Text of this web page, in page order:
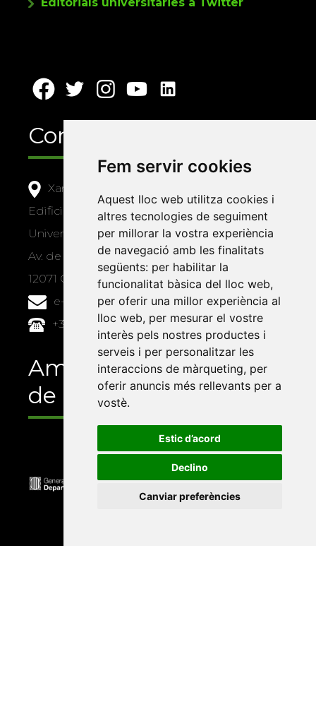
Fem servir cookies
Aquest lloc web utilitza cookies i
altres tecnologies de seguiment
per millorar la vostra experiència
de navegació amb les finalitats
següents: per habilitar la
funcionalitat bàsica del lloc web,
per oferir una millor experiència al
lloc web, per mesurar el vostre
interès pels nostres productes i
serveis i per personalitzar les
interaccions de màrqueting, per
oferir anuncis més rellevants per a
vostè.
Estic d’acord
Declino
Canviar preferències
Contacte
Xarxa Vives d'Universitats
Edifici Àgora
Universitat Jaume I, local 10
Av. de Vicent Sos Baynat, s/n
12071 Castelló de la Plana
e-buc@vives.org
+34 964 72 89 93
Amb el suport
de